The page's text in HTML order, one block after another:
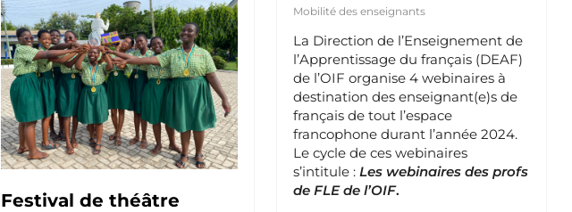
Mobilité des enseignants
La Direction de l’Enseignement de
l’Apprentissage du français (DEAF)
de l’OIF organise 4 webinaires à
destination des enseignant(e)s de
français de tout l’espace
francophone durant l’année 2024.
Le cycle de ces webinaires
s’intitule : Les webinaires des profs
de FLE de l’OIF.
Festival de théâtre